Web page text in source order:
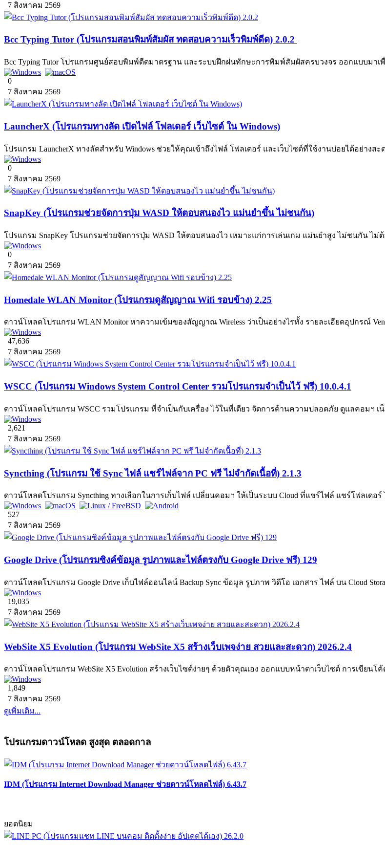
7 สิงหาคม 2569
Bcc Typing Tutor (โปรแกรมสอนพิมพ์สัมผัส ทดสอบความเร็วพิมพ์ดีด) 2.0.2
Bcc Typing Tutor โปรแกรมศูนย์สอบพิมพ์ดีดมาตรฐาน และระบบฝึกฝนทักษะการพิมพ์สัมผัสครบวงจร ออกแบบมาเ
0
7 สิงหาคม 2569
LauncherX (โปรแกรมทางลัด เปิดไฟล์ โฟลเดอร์ เว็บไซต์ ใน Windows)
โปรแกรม LauncherX ทางลัดสำหรับ Windows ช่วยให้คุณเข้าถึงไฟล์ โฟลเดอร์ และเว็บไซต์ที่ใช้งานบ่อยได้อย่างสะ
0
7 สิงหาคม 2569
SnapKey (โปรแกรมช่วยจัดการปุ่ม WASD ให้ตอบสนองไว แม่นยำขึ้น ไม่ชนกัน)
โปรแกรม SnapKey โปรแกรมช่วยจัดการปุ่ม WASD ให้ตอบสนองไว เหมาะแก่การเล่นเกม แม่นยำสูง ไม่ชนกัน ไ
0
7 สิงหาคม 2569
Homedale WLAN Monitor (โปรแกรมดูสัญญาณ Wifi รอบข้าง) 2.25
ดาวน์โหลดโปรแกรม WLAN Monitor หาความเข้มของสัญญาณ Wireless ว่าเป็นอย่างไรทั้ง รายละเอียดอุปกรณ์
47,636
7 สิงหาคม 2569
WSCC (โปรแกรม Windows System Control Center รวมโปรแกรมจำเป็นไว้ ฟรี) 10.0.4.1
ดาวน์โหลดโปรแกรม WSCC รวมโปรแกรม ที่จำเป็นกับเครื่อง ไว้ในที่เดียว จัดการด้านความปลอดภัย ดูแลคอมฯ เ
2,621
7 สิงหาคม 2569
Syncthing (โปรแกรม ใช้ Sync ไฟล์ แชร์ไฟล์จาก PC ฟรี ไม่จำกัดเนื้อที่) 2.1.3
ดาวน์โหลดโปรแกรม Syncthing ทางเลือกในการเก็บไฟล์ เปลี่ยนคอมฯ ให้เป็นระบบ Cloud ที่แชร์ไฟล์ แชร์โฟลเดอ
527
7 สิงหาคม 2569
Google Drive (โปรแกรมซิงค์ข้อมูล รูปภาพและไฟล์ตรงกับ Google Drive ฟรี) 129
ดาวน์โหลดโปรแกรม Google Drive เก็บไฟล์ออนไลน์ Backup Sync ข้อมูล รูปภาพ วิดีโอ เอกสาร ไฟล์ บน Cloud
19,035
7 สิงหาคม 2569
WebSite X5 Evolution (โปรแกรม WebSite X5 สร้างเว็บเพจง่าย สวยและสะดวก) 2026.2.4
ดาวน์โหลดโปรแกรม WebSite X5 Evolution สร้างเว็บไซต์ง่ายๆ ด้วยตัวคุณเอง ออกแบบหน้าตาเว็บไซต์ การเขียน
1,849
7 สิงหาคม 2569
ดูเพิ่มเติม...
โปรแกรมดาวน์โหลด สูงสุด ตลอดกาล
IDM (โปรแกรม Internet Download Manager ช่วยดาวน์โหลดไฟล์) 6.43.7
ยอดนิยม